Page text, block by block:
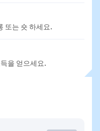
또는 숏 하세요.
을 얻으세요.